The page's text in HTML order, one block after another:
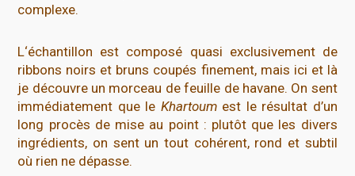
complexe.
L‘échantillon est composé quasi exclusivement de
ribbons noirs et bruns coupés finement, mais ici et là
je découvre un morceau de feuille de havane. On sent
immédiatement que le Khartoumest le résultat d’un
long procès de mise au point : plutôt que les divers
ingrédients, on sent un tout cohérent, rond et subtil
où rien ne dépasse.